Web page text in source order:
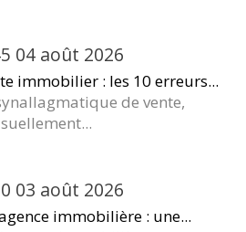
04 août 2026
immobilier : les 10 erreurs...
de vente,
03 août 2026
immobilière : une...